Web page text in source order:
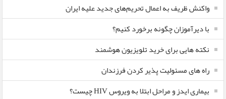
واکنش ظریف به اعمال تحریم‌های جدید علیه ایران
با دیرآموزان چگونه برخورد کنیم؟
نکته هایی برای خرید تلویزیون هوشمند
راه های مسئولیت پذیر کردن فرزندان
بیماری ایدز و مراحل ابتلا به ویروس HIV چیست؟